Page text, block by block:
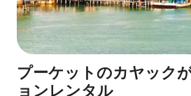
プーケットのカヤック
ョンレンタル